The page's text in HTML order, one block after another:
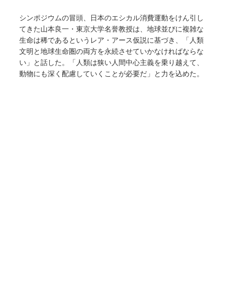
シンポジウムの冒頭、日本のエシカル消費運動をけん引し
てきた山本良一・東京大学名誉教授は、地球並びに複雑な
生命は稀であるというレア・アース仮説に基づき、「人類
文明と地球生命圏の両方を永続させていかなければならな
い」と話した。「人類は狭い人間中心主義を乗り越えて、
動物にも深く配慮していくことが必要だ」と力を込めた。